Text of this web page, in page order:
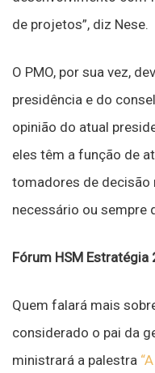
de projetos”, diz Nese.
O PMO, por sua vez,
presidência e do
opinião do atual
eles têm a função de
tomadores de
necessário ou sempre
Fórum HSM Estratégia
Quem falará mais
considerado o pai da
ministrará a palestra